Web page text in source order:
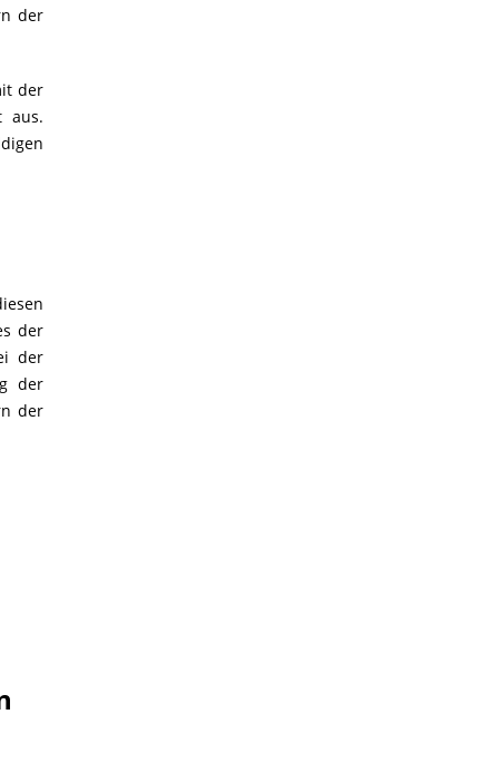
der
der
aus.
der
der
der
der